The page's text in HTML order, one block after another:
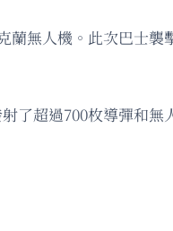
無人機。此次巴士
了超過700枚導彈和